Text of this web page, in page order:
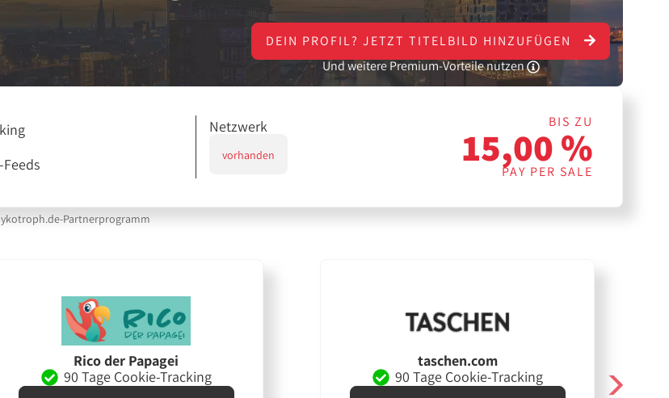
DEIN PROFIL? JETZT TITELBILD HINZUFÜGEN
Und weitere Premium-Vorteile nutzen
Netzwerk
vorhanden
BIS ZU
15,00 %
PAY PER SALE
Partnerprogramm
Rico der Papagei
90 Tage Cookie-Tracking
taschen.com
90 Tage Cookie-Tracking